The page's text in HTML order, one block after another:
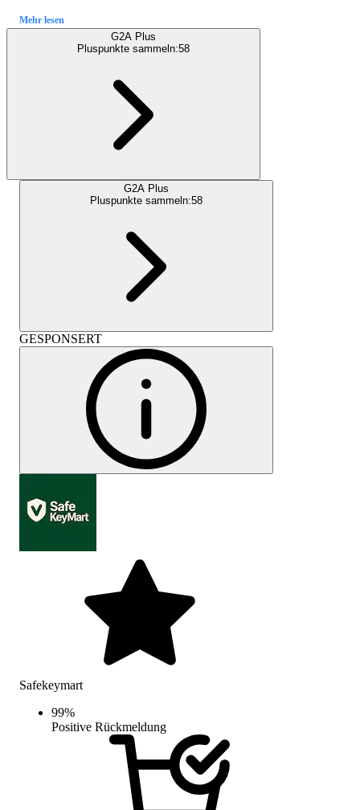
Mehr lesen
G2A Plus
Pluspunkte sammeln:58
G2A Plus
Pluspunkte sammeln:58
GESPONSERT
Safekeymart
99%
Positive Rückmeldung